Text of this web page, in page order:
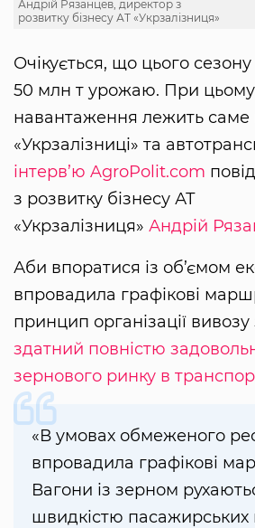
Андрій Рязанцев, директор з
розвитку бізнесу АТ «Укрзалізниця»
Очікується, що цього
50 млн т урожаю. При
навантаження лежить саме
«Укрзалізниці» та
інтерв’ю AgroPolit.com
з розвитку бізнесу АТ
«Укрзалізниця» Андрій
Аби впоратися із об’ємом
впровадила графікові
принцип організації
здатний повністю
зернового ринку в
«В умовах обмеженого
впровадила графікові
Вагони із зерном
швидкістю пасажирських